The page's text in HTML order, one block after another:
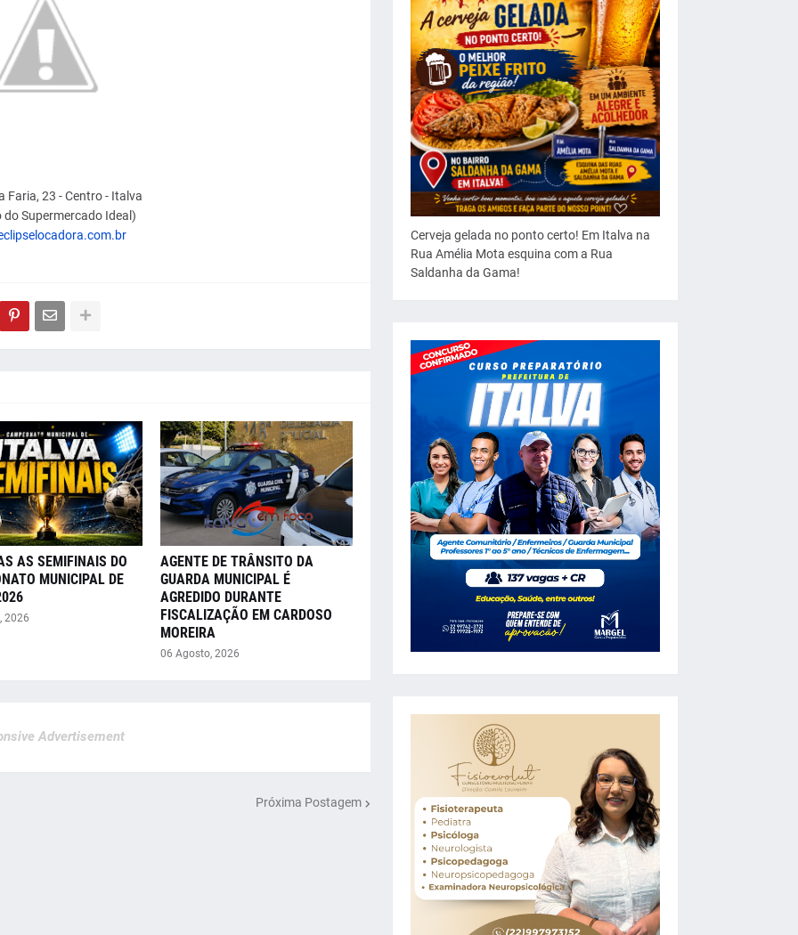
Faria, 23 - Centro - Italva
do Supermercado Ideal)
AS SEMIFINAIS DO
MUNICIPAL DE
2026
AGENTE DE TRÂNSITO DA
GUARDA MUNICIPAL É
AGREDIDO DURANTE
FISCALIZAÇÃO EM CARDOSO
MOREIRA
06 Agosto, 2026
Advertisement
Próxima Postagem
Cerveja gelada no ponto certo! Em Italva na
Rua Amélia Mota esquina com a Rua
Saldanha da Gama!